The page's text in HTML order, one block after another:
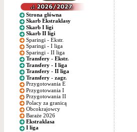
Strona główna
Skarb Ekstraklasy
Skarb I ligi
Skarb II ligi
Sparingi - Ekstr.
Sparingi - I liga
Sparingi - II liga
Transfery - Ekstr.
Transfery - I liga
Transfery - II liga
Transfery - zagr.
Przygotowania E
Przygotowania I
Przygotowania II
Polacy za granicą
Obcokrajowcy
Baraże 2026
Ekstraklasa
I liga